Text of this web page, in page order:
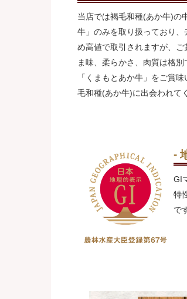
当店では褐毛和種(あか牛)の
牛」のみを取り扱っており、
め高値で取引されますが、ご
ま味、柔らかさ、肉質は格
「くまもとあか牛」をご賞
毛和種(あか牛)に出会われて
GI
特
で